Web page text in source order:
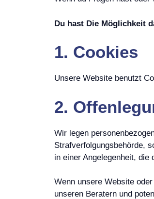
Du hast Die Möglichkeit
1. Cookies
Unsere Website benutzt
2.
Wir legen
Strafverfolgungsbehörde,
in einer Angelegenheit,
Wenn unsere Website
unseren Beratern und